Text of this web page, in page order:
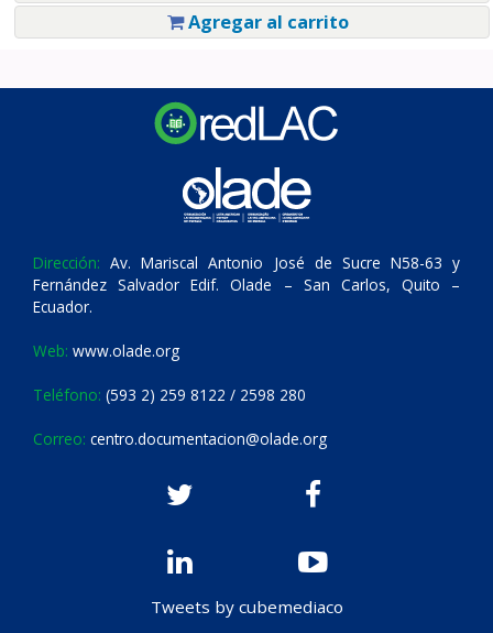
Agregar al carrito
Dirección: Av. Mariscal Antonio José de Sucre N58-63 y
Fernández Salvador Edif. Olade – San Carlos, Quito –
Ecuador.
Web: www.olade.org
Teléfono: (593 2) 259 8122 / 2598 280
Correo: centro.documentacion@olade.org
Tweets by cubemediaco